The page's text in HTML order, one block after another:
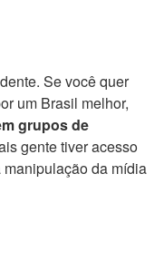
Se você quer
um Brasil melhor,
grupos de
gente tiver acesso
da mídia